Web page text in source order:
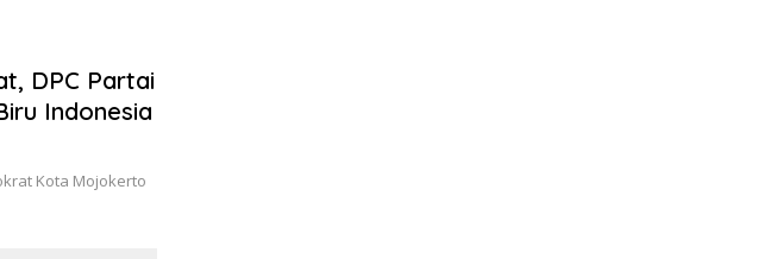
DPC Partai
Indonesia
Kota Mojokerto